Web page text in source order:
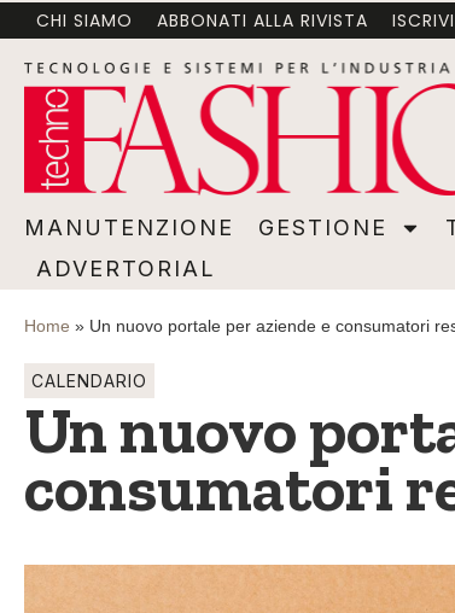
MANUTENZIONE GESTIONE
CHI SIAMO ABBONATI ALLA RIVISTA
MANUTENZIONE GESTIONE
ADVERTORIAL
Home » Un nuovo portale per aziende e consumatori
CALENDARIO
Un nuovo
consumatori